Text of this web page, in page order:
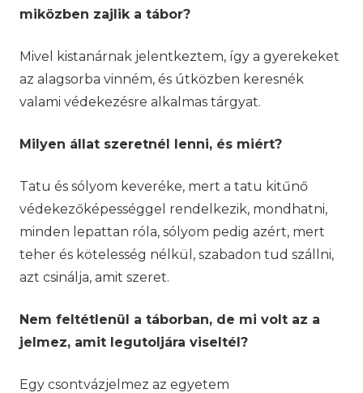
miközben zajlik a tábor?
Mivel kistanárnak jelentkeztem, így a gyerekeket
az alagsorba vinném, és útközben keresnék
valami védekezésre alkalmas tárgyat.
Milyen állat szeretnél lenni, és miért?
Tatu és sólyom keveréke, mert a tatu kitűnő
védekezőképességgel rendelkezik, mondhatni,
minden lepattan róla, sólyom pedig azért, mert
teher és kötelesség nélkül, szabadon tud szállni,
azt csinálja, amit szeret.
Nem feltétlenül a táborban, de mi volt az a
jelmez, amit legutoljára viseltél?
Egy csontvázjelmez az egyetem